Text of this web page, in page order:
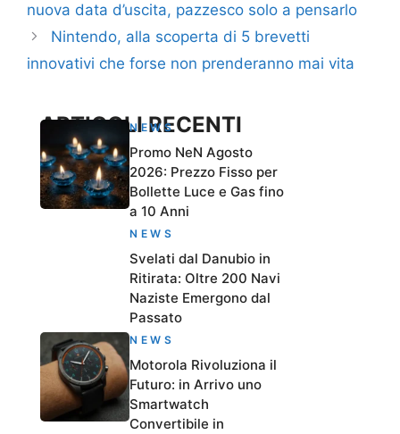
nuova data d’uscita, pazzesco solo a pensarlo
Nintendo, alla scoperta di 5 brevetti
innovativi che forse non prenderanno mai vita
ARTICOLI RECENTI
NEWS
Promo NeN Agosto
2026: Prezzo Fisso per
Bollette Luce e Gas fino
a 10 Anni
NEWS
Svelati dal Danubio in
Ritirata: Oltre 200 Navi
Naziste Emergono dal
Passato
NEWS
Motorola Rivoluziona il
Futuro: in Arrivo uno
Smartwatch
Convertibile in